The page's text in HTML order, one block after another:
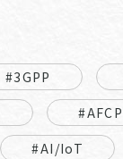
#3GPP
#AFCP
#AI/IoT